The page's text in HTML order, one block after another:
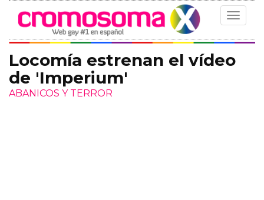
Toggle
Locomía estrenan el vídeo
de 'Imperium'
ABANICOS Y TERROR